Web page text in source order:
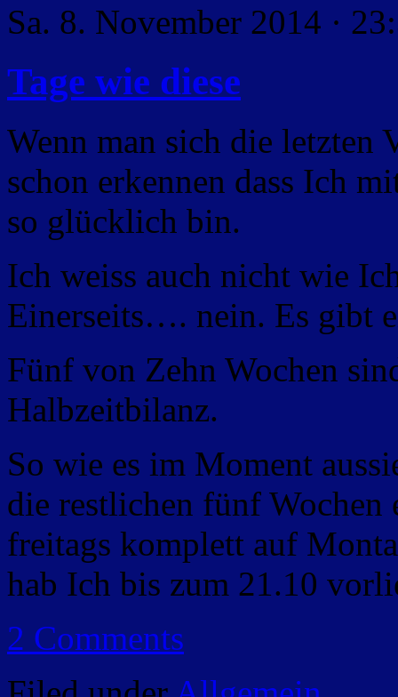
Sa. 8. November 2014 ·
Tage wie diese
Wenn man sich die letzten
schon erkennen dass Ich
so glücklich bin.
Ich weiss auch nicht wie
Einerseits…. nein. Es gibt
Fünf von Zehn Wochen
Halbzeitbilanz.
So wie es im Moment
die restlichen fünf Wochen
freitags komplett auf
hab Ich bis zum 21.10
2 Comments